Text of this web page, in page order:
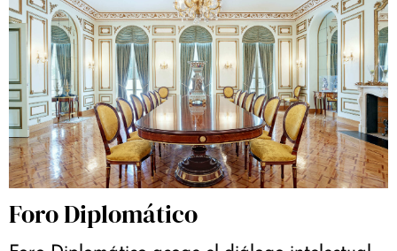
Foro Diplomático